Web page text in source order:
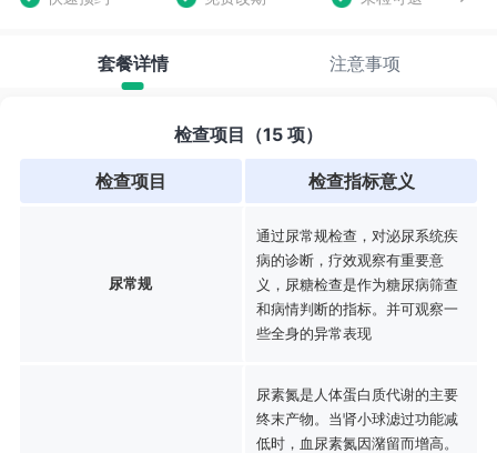
套餐详情 注意事项
检查项目（15 项）
检查项目 检查指标意义
尿常规
通过尿常规检查，对泌尿系统疾
病的诊断，疗效观察有重要意
义，尿糖检查是作为糖尿病筛查
和病情判断的指标。并可观察一
些全身的异常表现
尿素氮是人体蛋白质代谢的主要
终末产物。当肾小球滤过功能减
低时，血尿素氮因潴留而增高。